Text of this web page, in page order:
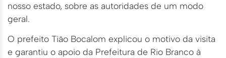
nosso estado, sobre as autoridades de um modo
geral.
O prefeito Tião Bocalom explicou o motivo da visita
e garantiu o apoio da Prefeitura de Rio Branco à